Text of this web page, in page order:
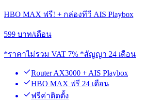
HBO MAX ฟรี! + กล่องทีวี AIS Playbox
599 บาท/เดือน
*ราคาไม่รวม VAT 7% *สัญญา 24 เดือน
Router AX3000 + AIS Playbox
HBO MAX ฟรี 24 เดือน
ฟรีค่าติดตั้ง